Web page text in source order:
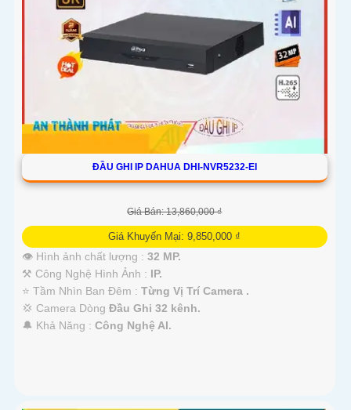
ĐẦU GHI IP DAHUA DHI-NVR5232-EI
Giá Bán: 13,860,000 ₫
Giá Khuyến Mại: 9,850,000 ₫
👁 Hình ảnh chất lượng : 32 MP.
⚒ Công Nghệ Hình Ảnh : IP.
⭐ Tầm Nhìn Ban Đêm : Từng Vị Trí Camera .
💢 Camera Dòng Đầu Ghi 32 kênh.
️🔔 Khả Năng : Công Nghệ AI.